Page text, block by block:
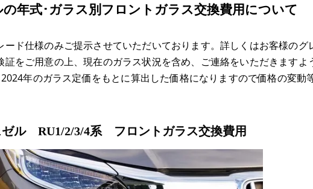
フロントガラスの交換に車両保険は適
高機能ガラスクールベール
国産社外ガラス
熱反射ガラスコートテクト
年式･ガラス別フロントガラス交換費用について
ード仕様のみご提示させていただいております。詳しくはお客様の
をご用意の上、現在のガラス状況を含め、ご連絡をいただきますよ
年のガラス定価をもとに算出した価格になりますので価格の変動
ル RU1/2/3/4系 フロントガラス交換費用